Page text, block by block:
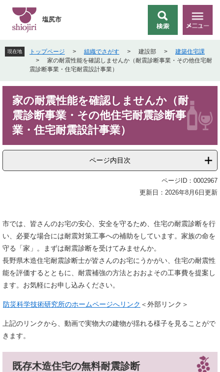
先
頭
。
を
飛
て
索
メ
ニ
ー
塩尻市
現在地 トップページ > 組織でさがす > 建設部 >
建築住宅課
>
家の耐震性能を確認しませんか（耐震診断事業・その他住宅耐
震診断事業・住宅耐震設計事業）
家の耐震性能を確認しませんか（耐
震診断事業・その他住宅耐震診断事
業・住宅耐震設計事業）
ページ内目次
ページID：0002967
更新日：2026年8月6日更新
市では、皆さんのお宅の安心、安全を守るため、住宅の耐震診断を行
い、必要な場合には耐震対策工事への補助をしています。家族の命を
守る「家」。まずは耐震診断を受けてみませんか。
長野県木造住宅耐震診断士が皆さんのお宅にうかがい、住宅の耐震性
能を評価するとともに、耐震補強の方法とおおよその工事費を提案し
ます。お気軽にお申し込みください。
防災科学技術研究所のホームページへリンク ＜外部リンク＞
上記のリンクから、動画で実物大の建物が揺れる様子を見ることがで
きます。
既存木造住宅の無料耐震診断